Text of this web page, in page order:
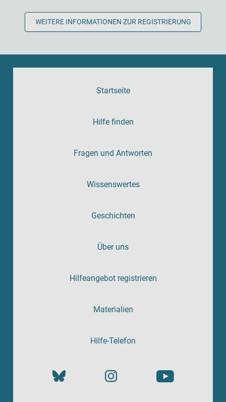
WEITERE INFORMATIONEN ZUR REGISTRIERUNG
Startseite
Hilfe finden
Fragen und Antworten
Wissenswertes
Geschichten
Über uns
Hilfeangebot registrieren
Materialien
Hilfe-Telefon